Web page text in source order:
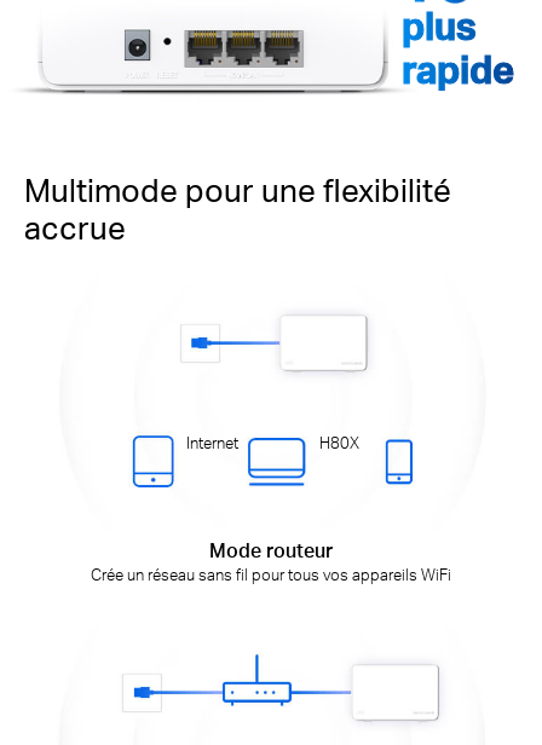
plus
rapide
Multimode pour une flexibilité
accrue
Internet H80X
Mode routeur
Crée un réseau sans fil pour tous vos appareils WiFi